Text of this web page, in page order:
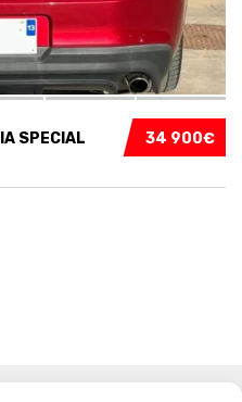
34 900€
SPECIAL